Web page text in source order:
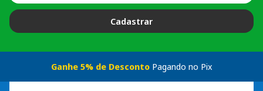
Cadastrar
Ganhe 5% de DescontoPagando no Pix